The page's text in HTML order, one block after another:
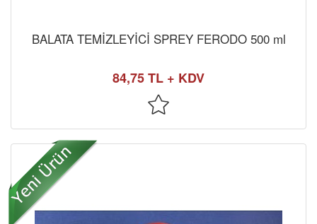
BALATA TEMİZLEYİCİ SPREY FERODO 500 ml
84,75 TL + KDV